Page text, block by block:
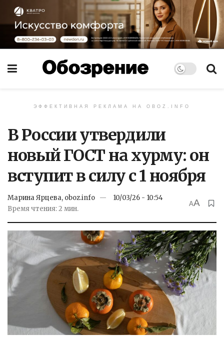
ЭФФЕКТИВНАЯ РЕКЛАМА НА OBOZ.INFO
В России утвердили
новый ГОСТ на хурму: он
вступит в силу с 1 ноября
Марина Ярцева, oboz.info
10/03/26 - 10:54
Время чтения: 2 мин.
AA